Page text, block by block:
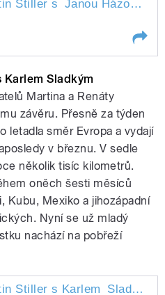
s Janou
Stiller s Janou Házovou
Karlem Sladkým
Martina a Renáty
závěru. Přesně za týden
letadla směr Evropa a vydají
v březnu. V sedle
několik tisíc kilometrů.
oněch šesti měsíců
Kubu, Mexiko a jihozápadní
Nyní se už mladý
nachází na pobřeží
Stiller s Karlem Sladkým